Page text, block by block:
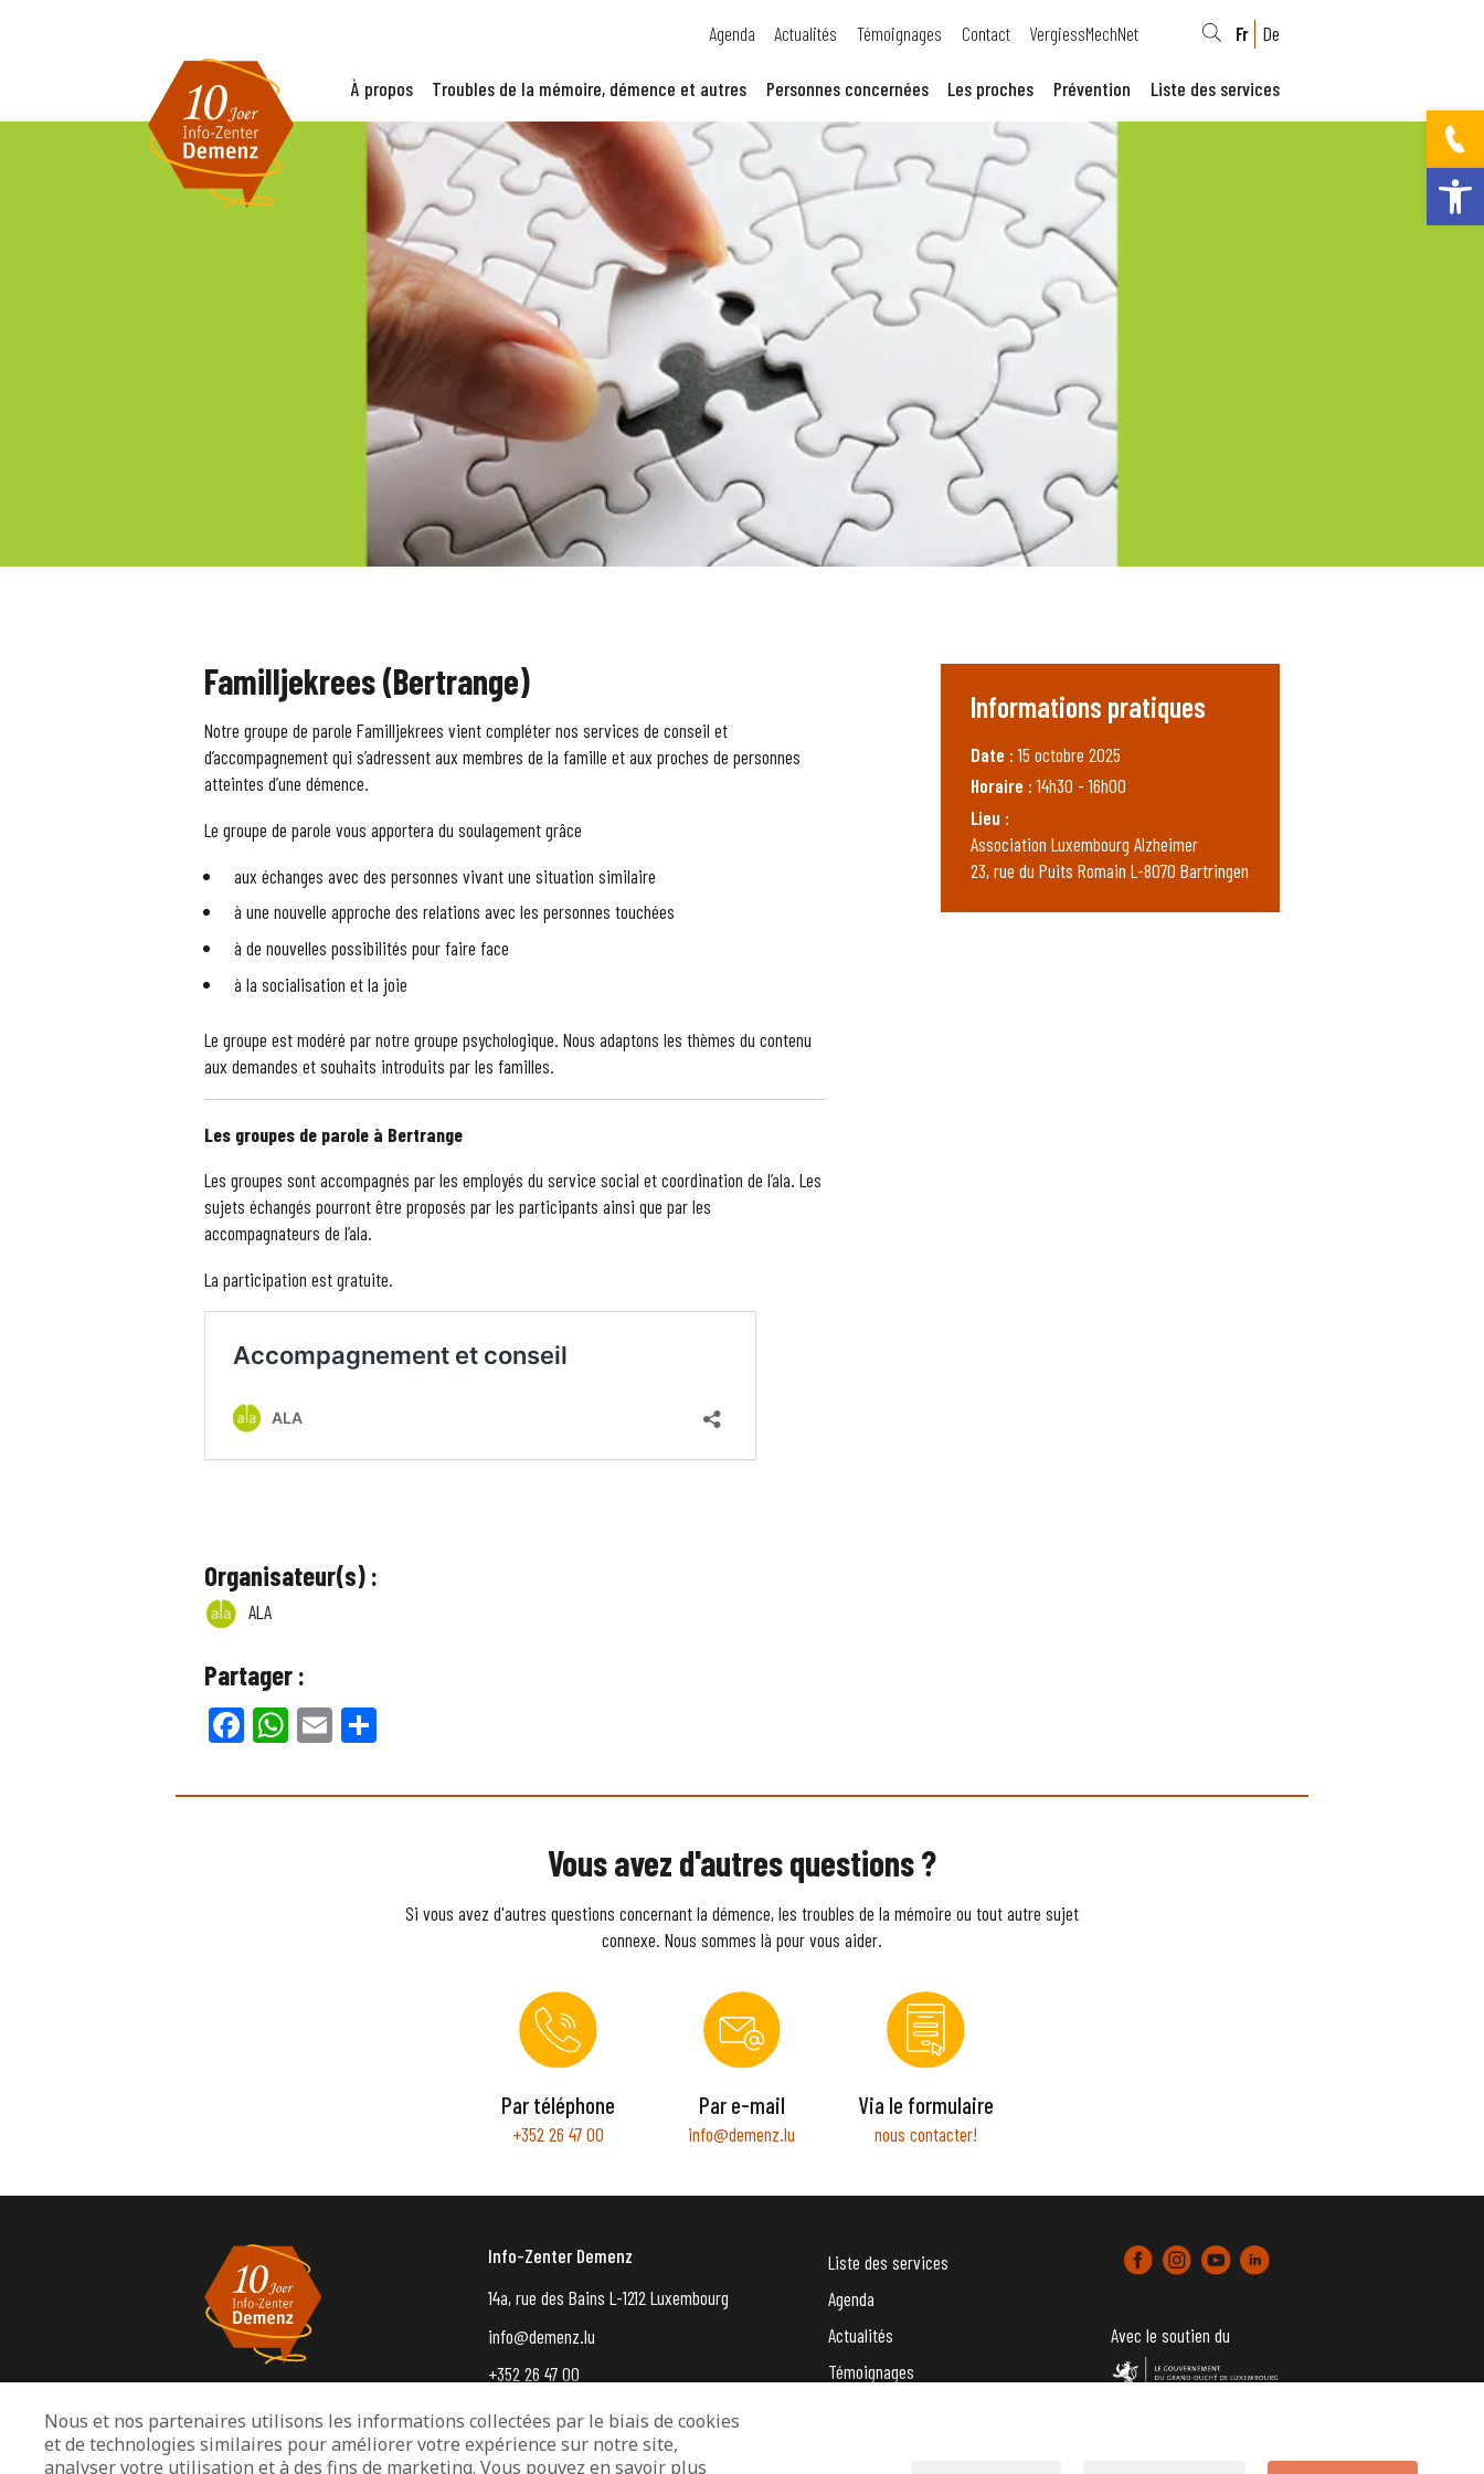
Ouvrir la
Agenda Actualités Témoignages Contact VergiessMechNet Fr De
À propos Troubles de la mémoire, démence et autres Personnes concernées Les proches Prévention Liste des services
Familljekrees (Bertrange)
Notre groupe de parole Familljekrees vient compléter nos services de conseil et
d’accompagnement qui s’adressent aux membres de la famille et aux proches de personnes
atteintes d’une démence.
Le groupe de parole vous apportera du soulagement grâce
aux échanges avec des personnes vivant une situation similaire
à une nouvelle approche des relations avec les personnes touchées
à de nouvelles possibilités pour faire face
à la socialisation et la joie
Le groupe est modéré par notre groupe psychologique. Nous adaptons les thèmes du contenu
aux demandes et souhaits introduits par les familles.
Les groupes de parole à Bertrange
Les groupes sont accompagnés par les employés du service social et coordination de l’ala. Les
sujets échangés pourront être proposés par les participants ainsi que par les
accompagnateurs de l’ala.
La participation est gratuite.
Organisateur(s) :
ALA
Partager :
Facebook
WhatsApp
Email
Informations pratiques
Date :15 octobre 2025
Horaire :14h30 - 16h00
Lieu :
Association Luxembourg Alzheimer
23, rue du Puits Romain L-8070 Bartringen
Vous avez d'autres questions ?
Si vous avez d'autres questions concernant la démence, les troubles de la mémoire ou tout autre sujet
connexe. Nous sommes là pour vous aider.
Par téléphone
+352 26 47 00
Par e-mail
info@demenz.lu
Via le formulaire
nous contacter!
Info-Zenter Demenz
14a, rue des Bains L-1212 Luxembourg
info@demenz.lu
+352 26 47 00
Liste des services
Agenda
Actualités
Témoignages
Avec le soutien du
Mentions légales Protection des données
Nous et nos partenaires utilisons les informations collectées par le biais de cookies
et de technologies similaires pour améliorer votre expérience sur notre site,
analyser votre utilisation et à des fins de marketing. Vous pouvez en savoir plus